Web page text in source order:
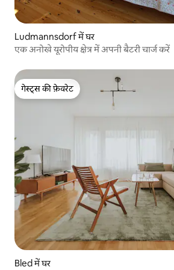
Ludmannsdorf में घर
एक अनोखे यूरोपीय क्षेत्र में अपनी बैटरी चार्ज करें
गेस्ट्स की फ़ेवरेट
गेस्ट्स की फ़ेवरेट
Bled में घर